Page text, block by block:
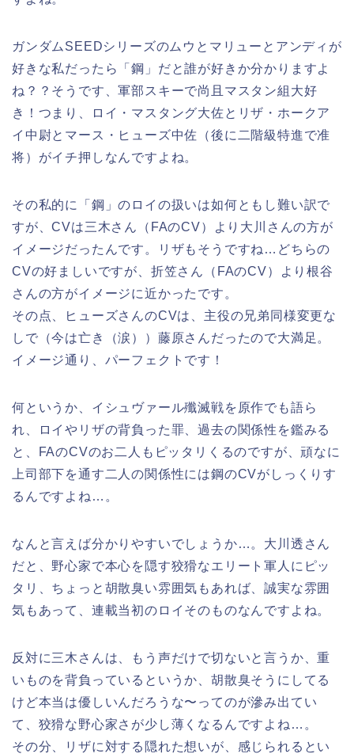
ガンダムSEEDシリーズのムウとマリューとアンディが
好きな私だったら「鋼」だと誰が好きか分かりますよ
ね？？そうです、軍部スキーで尚且マスタン組大好
き！つまり、ロイ・マスタング大佐とリザ・ホークア
イ中尉とマース・ヒューズ中佐（後に二階級特進で准
将）がイチ押しなんですよね。
その私的に「鋼」のロイの扱いは如何ともし難い訳で
すが、CVは三木さん（FAのCV）より大川さんの方が
イメージだったんです。リザもそうですね…どちらの
CVの好ましいですが、折笠さん（FAのCV）より根谷
さんの方がイメージに近かったです。
その点、ヒューズさんのCVは、主役の兄弟同様変更な
しで（今は亡き（涙））藤原さんだったので大満足。
イメージ通り、パーフェクトです！
何というか、イシュヴァール殲滅戦を原作でも語ら
れ、ロイやリザの背負った罪、過去の関係性を鑑みる
と、FAのCVのお二人もピッタリくるのですが、頑なに
上司部下を通す二人の関係性には鋼のCVがしっくりす
るんですよね…。
なんと言えば分かりやすいでしょうか…。大川透さん
だと、野心家で本心を隠す狡猾なエリート軍人にピッ
タリ、ちょっと胡散臭い雰囲気もあれば、誠実な雰囲
気もあって、連載当初のロイそのものなんですよね。
反対に三木さんは、もう声だけで切ないと言うか、重
いものを背負っているというか、胡散臭そうにしてる
けど本当は優しいんだろうな〜ってのが滲み出てい
て、狡猾な野心家さが少し薄くなるんですよね…。
その分、リザに対する隠れた想いが、感じられるとい